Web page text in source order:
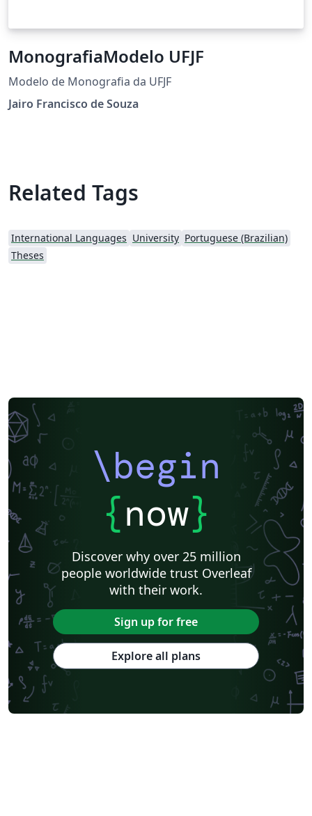
MonografiaModelo UFJF
Modelo de Monografia da UFJF
Jairo Francisco de Souza
Related Tags
International Languages University Portuguese (Brazilian)
Theses
\begin
{now}
Discover why over 25 million
people worldwide trust Overleaf
with their work.
Sign up for free
Explore all plans